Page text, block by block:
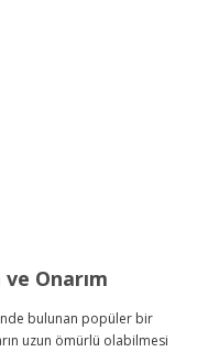
Onarım
bulunan popüler bir
uzun ömürlü olabilmesi